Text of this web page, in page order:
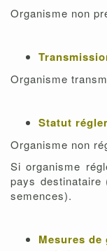
Organisme non
Organisme
Statut
Organisme non
Si organisme
pays destinataire
semences).
Mesures